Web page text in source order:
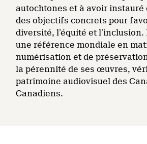
autochtones et à avoir instauré
des objectifs concrets pour
diversité, l’équité et l’inclusion.
une référence mondiale en
numérisation et de
la pérennité de ses œuvres,
patrimoine audiovisuel des
Canadiens.